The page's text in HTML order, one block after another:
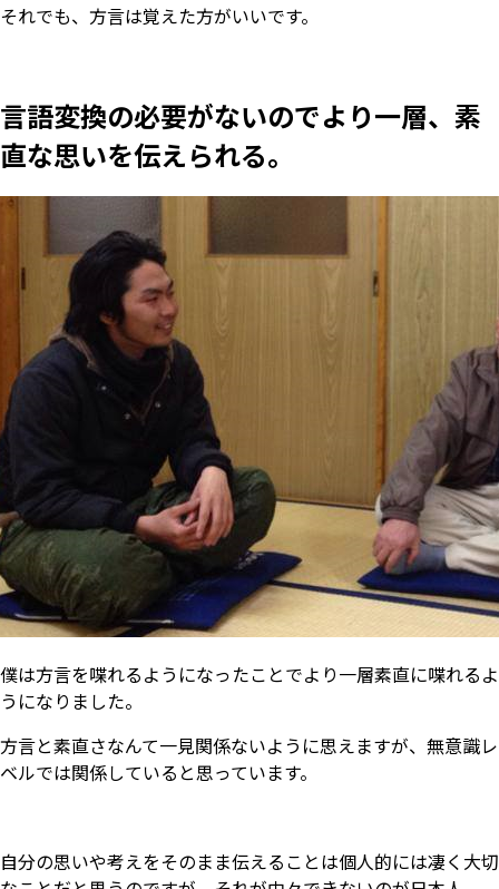
それでも、方言は覚えた方がいいです。
言語変換の必要がないのでより一層、素
直な思いを伝えられる。
僕は方言を喋れるようになったことでより一層素直に喋れるよ
うになりました。
方言と素直さなんて一見関係ないように思えますが、無意識レ
ベルでは関係していると思っています。
自分の思いや考えをそのまま伝えることは個人的には凄く大切